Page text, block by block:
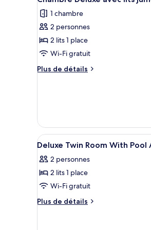
Chambre
Double
toutes
les
photos
pour
ce
type
de
avec
lits
jumeaux,
accès
piscine
1 chambre
2 personnes
2 lits 1 place
Wi-Fi gratuit
Plus de détails
Plus
de
chambre
Chambre
avec
lits
accès
piscine
Afficher
toutes
les
photos
pour
ce
7
Deluxe Twin Room With Pool
2 personnes
2 lits 1 place
Wi-Fi gratuit
Plus de détails
Plus